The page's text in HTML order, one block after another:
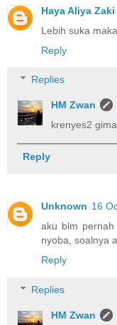
Haya Aliya Zaki
Lebih suka
Reply
Replies
HM Zwan
krenyes2
Reply
Unknown 16
aku blm
nyoba, soalnya
Reply
Replies
HM Zwan